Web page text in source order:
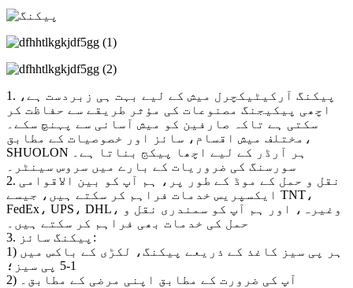
1. پیکنگ آرکیٹیکچرل میش کے لیے بہت ہی زبردست ہے،
اچھی پیکیجنگ مصنوعات کی مؤثر طریقے سے حفاظت کر
سکتی ہے تاکہ صارفین کو میش آسانی سے پہنچ سکے۔
مختلف میش اقسام، سائز اور خصوصیات کے مطابق،
SHUOLON ہر آرڈر کے لیے اچھا پیکج بناتا ہے۔
سورسنگ کی ضروریات کے بارے میں سروس سینٹر۔
2. نقل و حمل کے موڈ کے طور پر، ہم آپ کو بین الاقوامی
ایکسپریس خدمات فراہم کر سکتے ہیں، جیسے TNT،
FedEx، UPS، DHL، وغیرہ، اور ہم آپ کو سمندری نقل و
حمل کی خدمات بھی فراہم کر سکتے ہیں۔
3. پیکنگ سائز:
1) ہر پی سیز کاغذ کے ذریعے پیکنگ، لکڑی کے باکس میں
1-5 پی سیز؛
2) آپ کی ضرورت کے مطابق اپنی مرضی کے مطابق۔